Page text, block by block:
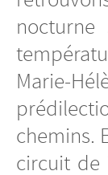
Marie-
chemins.
circuit de